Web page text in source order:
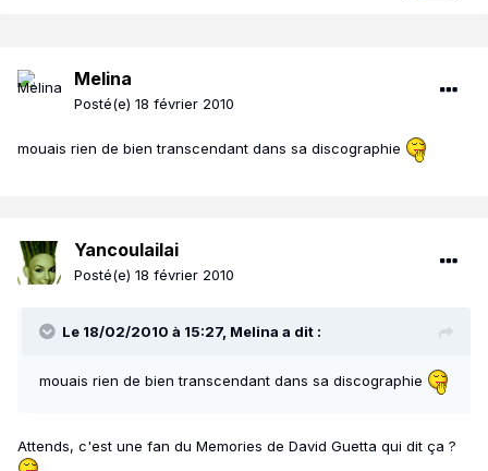
Melina
Posté(e) 18 février 2010
mouais rien de bien transcendant dans sa discographie
Yancoulailai
Posté(e) 18 février 2010
Le 18/02/2010 à 15:27, Melina a dit :
mouais rien de bien transcendant dans sa discographie
Attends, c'est une fan du Memories de David Guetta qui dit ça ?